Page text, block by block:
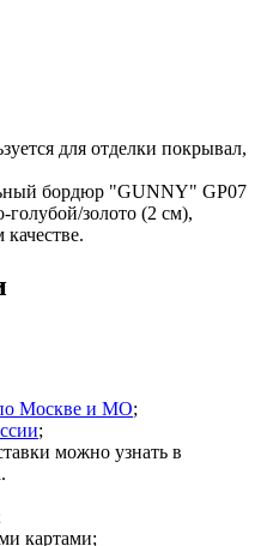
для отделки покрывал,
бордюр "GUNNY" GP07
золото (2 см),
по Москве и МО;
;
можно узнать в
картами;